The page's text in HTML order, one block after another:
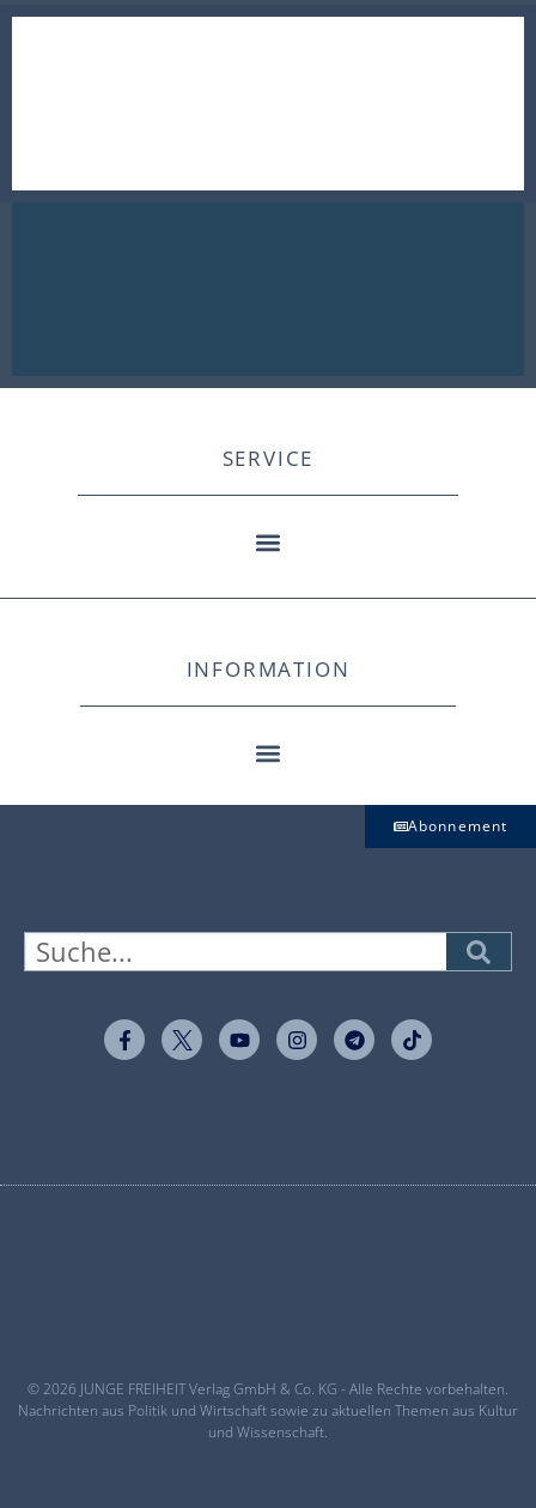
SERVICE
INFORMATION
Abonnement
© 2026 JUNGE FREIHEIT Verlag GmbH & Co. KG - Alle Rechte vorbehalten.
Nachrichten aus Politik und Wirtschaft sowie zu aktuellen Themen aus Kultur
und Wissenschaft.